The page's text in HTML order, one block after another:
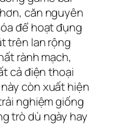
căn nguyên
để hoạt đụng
trên lan rộng
rành mạch,
cả điện thoại
còn xuất hiện
nghiệm giống
trò dù ngày hay